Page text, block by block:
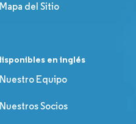
Mapa del Sitio
en inglés
Nuestro Equipo
Nuestros Socios